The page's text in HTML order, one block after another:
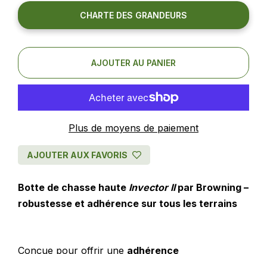
CHARTE DES GRANDEURS
AJOUTER AU PANIER
Plus de moyens de paiement
AJOUTER AUX FAVORIS
Botte de chasse haute Invector IIpar Browning –
robustesse et adhérence sur tous les terrains
Conçue pour offrir une adhérence